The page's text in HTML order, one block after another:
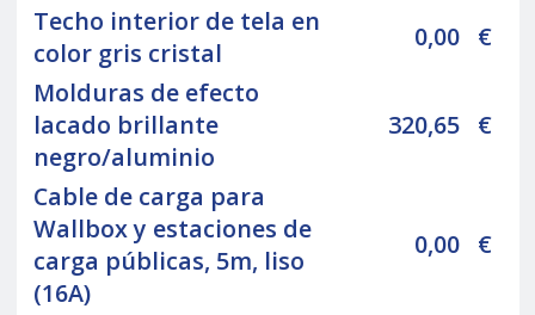
Techo interior de tela en
color gris cristal
0,00 €
Molduras de efecto
lacado brillante
negro/aluminio
320,65 €
Cable de carga para
Wallbox y estaciones de
carga públicas, 5m, liso
(16A)
0,00 €